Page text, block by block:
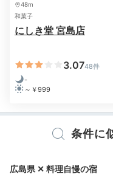
レストランで頂く朝食
ュッフェ。
フワフワの
ーなど多彩
で、健康的
aki_nyanko
48m
和菓子
にしき堂 宮島店
3.0748件
-
～￥999
条件に
広島県 ✕ 料理自慢の宿